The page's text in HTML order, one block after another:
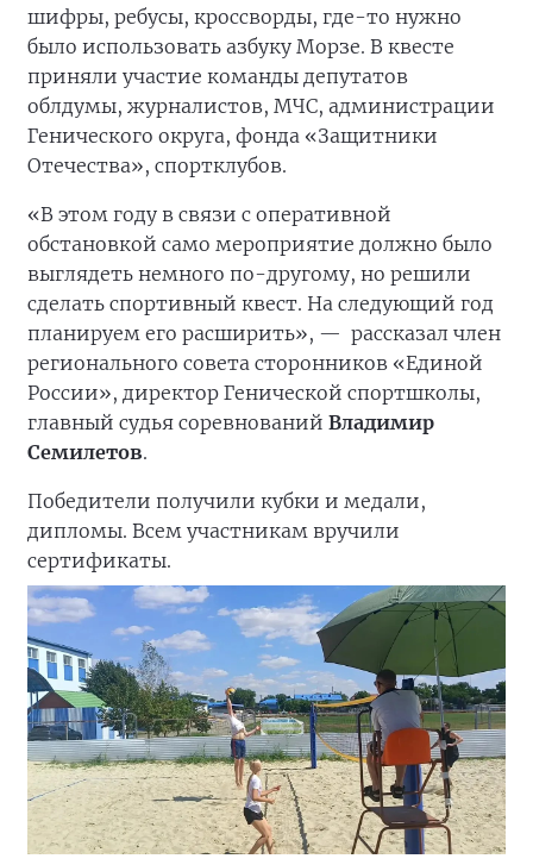
шифры, ребусы, кроссворды, где-то нужно
было использовать азбуку Морзе. В квесте
приняли участие команды депутатов
облдумы, журналистов, МЧС, администрации
Генического округа, фонда «Защитники
Отечества», спортклубов.
«В этом году в связи с оперативной
обстановкой само мероприятие должно было
выглядеть немного по-другому, но решили
сделать спортивный квест. На следующий год
планируем его расширить», — рассказал член
регионального совета сторонников «Единой
России», директор Генической спортшколы,
главный судья соревнований Владимир
Семилетов.
Победители получили кубки и медали,
дипломы. Всем участникам вручили
сертификаты.